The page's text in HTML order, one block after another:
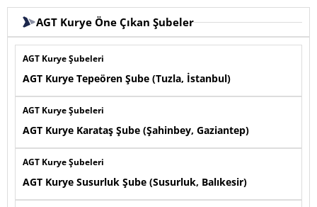
AGT Kurye Öne Çıkan Şubeler
AGT Kurye Şubeleri
AGT Kurye Tepeören Şube (Tuzla, İstanbul)
AGT Kurye Şubeleri
AGT Kurye Karataş Şube (Şahinbey, Gaziantep)
AGT Kurye Şubeleri
AGT Kurye Susurluk Şube (Susurluk, Balıkesir)